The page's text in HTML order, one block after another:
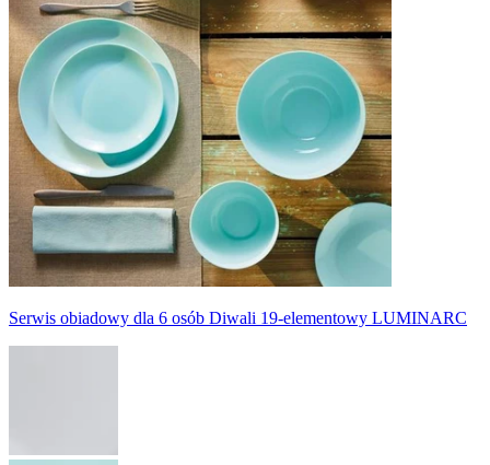
Serwis obiadowy dla 6 osób Diwali 19-elementowy LUMINARC